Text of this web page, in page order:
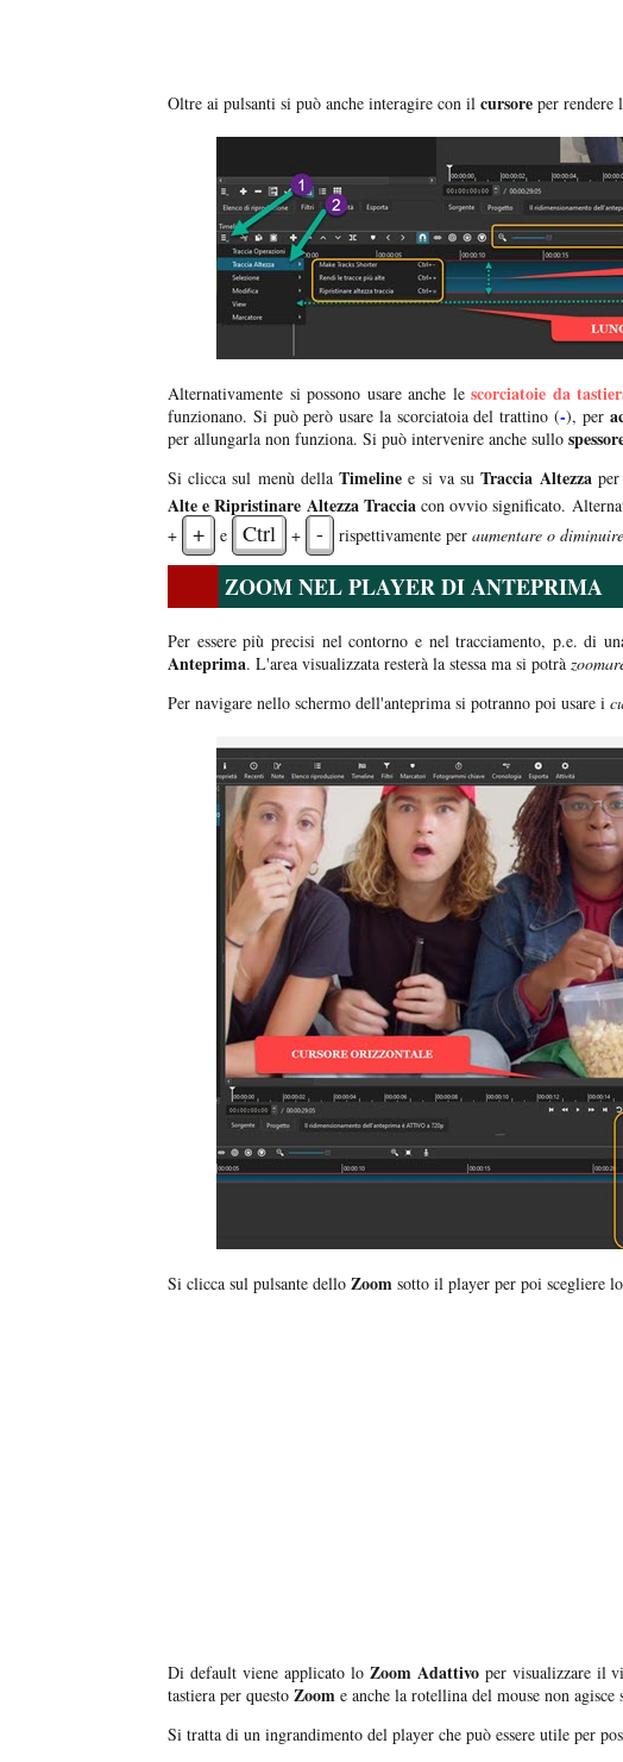
Oltre ai pulsanti si può anche interagire con il cursore per rendere
Alternativamente si possono usare anche le scorciatoie da
funzionano. Si può però usare la scorciatoia del trattino (-), per
per allungarla non funziona. Si può intervenire anche sullo
Si clicca sul menù dellaTimeline e si va su Traccia Altezzaper
Alte e Ripristinare Altezza Traccia con ovvio significato.
+ + e Ctrl + - rispettivamente per aumentare o
ZOOM NEL PLAYER DI ANTEPRIMA
Per essere più precisi nel contorno e nel tracciamento, p.e. di
Anteprima. L'area visualizzata resterà la stessa ma si potrà
Per navigare nello schermo dell'anteprima si potranno poi usare i
Si clicca sul pulsante dello Zoom sotto il player per poi scegliere lo
Di default viene applicato loZoom Adattivoper visualizzare il
tastiera per questo Zoom e anche la rotellina del mouse non agisce
Si tratta di un ingrandimento del player che può essere utile per